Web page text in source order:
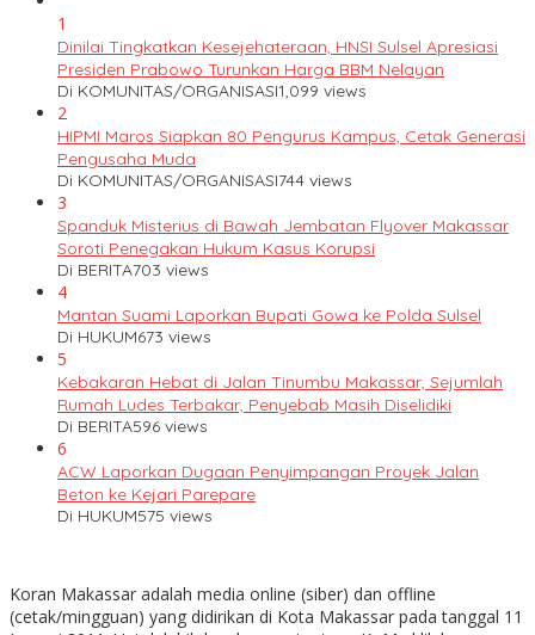
1
Dinilai Tingkatkan Kesejehateraan, HNSI Sulsel Apresiasi
Presiden Prabowo Turunkan Harga BBM Nelayan
Di KOMUNITAS/ORGANISASI1,099 views
2
HIPMI Maros Siapkan 80 Pengurus Kampus, Cetak Generasi
Pengusaha Muda
Di KOMUNITAS/ORGANISASI744 views
3
Spanduk Misterius di Bawah Jembatan Flyover Makassar
Soroti Penegakan Hukum Kasus Korupsi
Di BERITA703 views
4
Mantan Suami Laporkan Bupati Gowa ke Polda Sulsel
Di HUKUM673 views
5
Kebakaran Hebat di Jalan Tinumbu Makassar, Sejumlah
Rumah Ludes Terbakar, Penyebab Masih Diselidiki
Di BERITA596 views
6
ACW Laporkan Dugaan Penyimpangan Proyek Jalan
Beton ke Kejari Parepare
Di HUKUM575 views
Koran Makassar adalah media online (siber) dan offline
(cetak/mingguan) yang didirikan di Kota Makassar pada tanggal 11